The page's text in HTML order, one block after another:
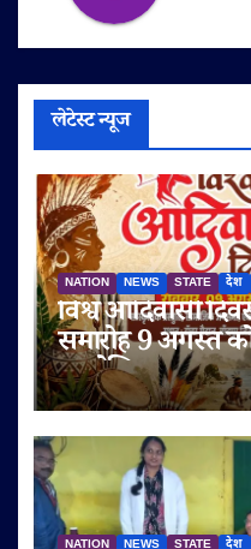
लेटेस्ट न्यूज
NATION NEWS STATE देश
विश्व आदिवासी
समारोह 9 अगस्त
आयोजित
NATION NEWS STATE देश